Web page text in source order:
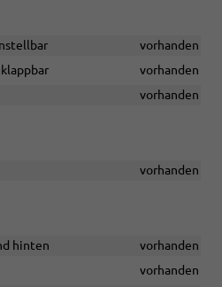
vorhanden
vorhanden
vorhanden
vorhanden
hinten
vorhanden
vorhanden